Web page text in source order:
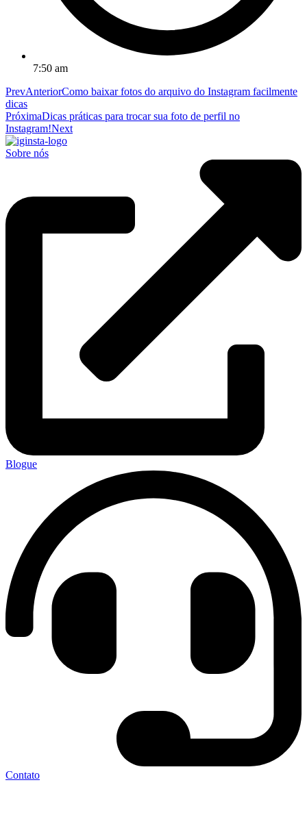
7:50 am
PrevAnteriorComo baixar fotos do arquivo do Instagram facilmente
dicas
PróximaDicas práticas para trocar sua foto de perfil no
Instagram!Next
Sobre nós
Blogue
Contato